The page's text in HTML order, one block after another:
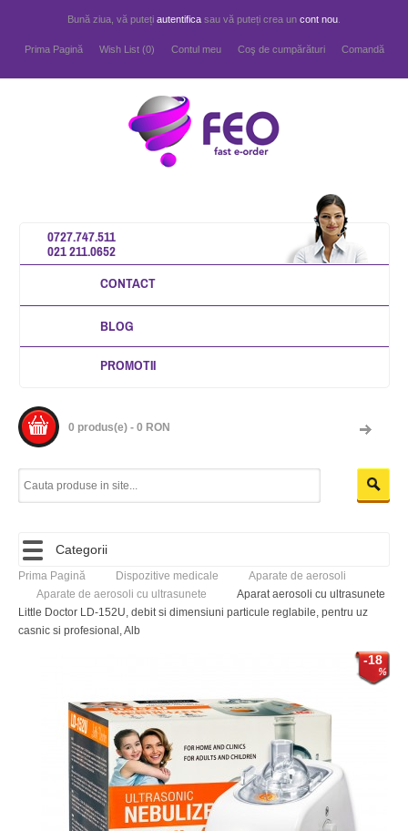
Bună ziua, vă puteți autentifica sau vă puteți crea un cont nou
Prima Pagină Wish List (0) Contul meu Coş de cumpărături Comandă
0727.747.511
021 211.0652
CONTACT
BLOG
PROMOTII
0 produs(e) - 0 RON
Categorii
Prima Pagină Dispozitive medicale
Aparate de aerosoli
Aparate de aerosoli cu ultrasunete
Aparat aerosoli cu ultrasunete
Little Doctor LD-152U, debit si dimensiuni particule reglabile, pentru uz
casnic si profesional, Alb
-18